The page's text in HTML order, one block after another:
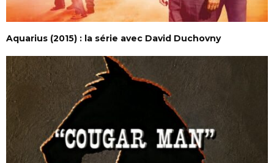
Aquarius (2015) : la série avec David Duchovny